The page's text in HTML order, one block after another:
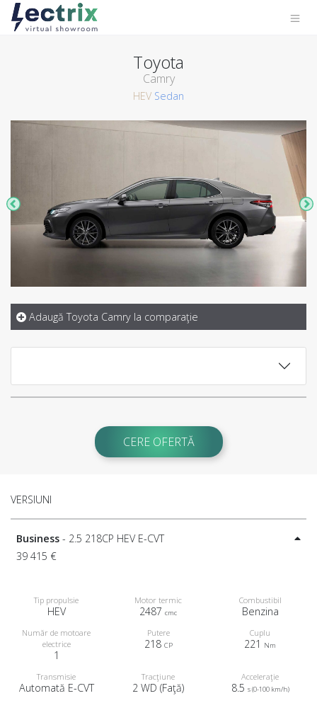
Toyota
Camry
HEV Sedan
Adaugă Toyota Camry la comparaţie
CERE OFERTĂ
VERSIUNI
Business - 2.5 218CP HEV E-CVT
39 415 €
Tip propulsie
HEV
Motor termic
2487 cmc
Combustibil
Benzina
Număr de motoare
electrice
1
Putere
218 CP
Cuplu
221 Nm
Transmisie
Automată E-CVT
Tracţiune
2 WD (Faţă)
Acceleraţie
8.5 s (0-100 km/h)